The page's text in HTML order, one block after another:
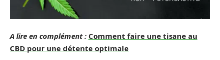
A lire en complément : Comment faire une tisane au
CBD pour une détente optimale